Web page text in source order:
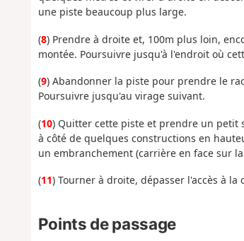
une piste beaucoup plus large.
(8) Prendre à droite et, 100m plus loin,
montée. Poursuivre jusqu'à l'endroit où
(9) Abandonner la piste pour prendre le
Poursuivre jusqu'au virage suivant.
(10) Quitter cette piste et prendre un petit
à côté de quelques constructions en
un embranchement (carrière en face sur
(11) Tourner à droite, dépasser l'accès à
Points de passage